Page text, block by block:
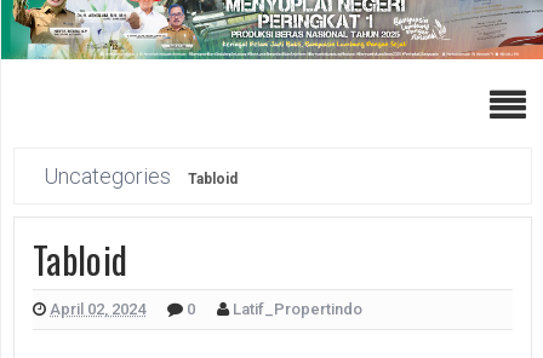
Uncategories Tabloid
Tabloid
April 02, 2024 0 Latif_Propertindo